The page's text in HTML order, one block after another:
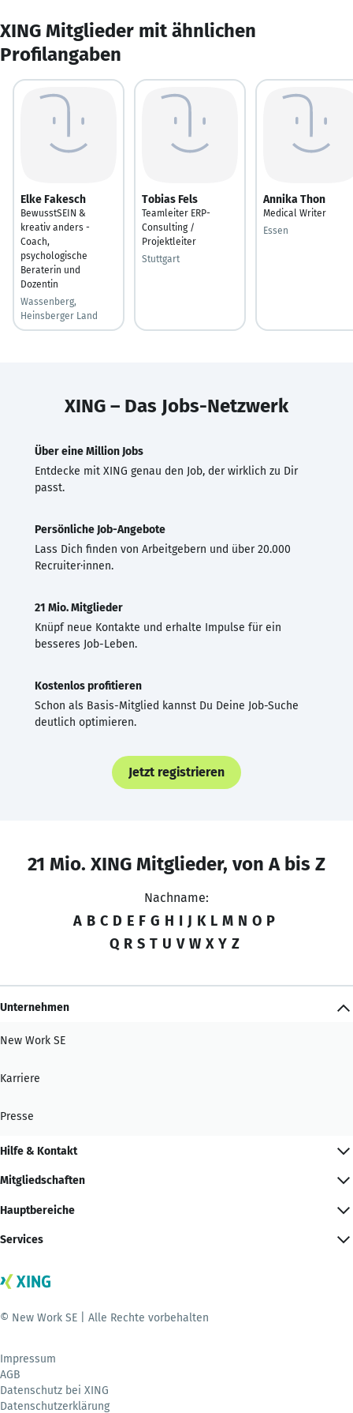
XING Mitglieder mit ähnlichen
Profilangaben
Elke Fakesch
BewusstSEIN &
kreativ anders -
Coach,
psychologische
Beraterin und
Dozentin
Wassenberg,
Heinsberger Land
Tobias Fels
Teamleiter ERP-
Consulting /
Projektleiter
Stuttgart
Annika Thon
Medical Writer
Essen
XING – Das Jobs-Netzwerk
Über eine Million Jobs
Entdecke mit XING genau den Job, der wirklich zu Dir
passt.
Persönliche Job-Angebote
Lass Dich finden von Arbeitgebern und über 20.000
Recruiter·innen.
21 Mio. Mitglieder
Knüpf neue Kontakte und erhalte Impulse für ein
besseres Job-Leben.
Kostenlos profitieren
Schon als Basis-Mitglied kannst Du Deine Job-Suche
deutlich optimieren.
Jetzt registrieren
21 Mio. XING Mitglieder, von A bis Z
Nachname:
A B C D E F G H I J K L M N O P
Q R S T U V W X Y Z
Unternehmen
New Work SE
Karriere
Presse
Hilfe & Kontakt
Mitgliedschaften
Hauptbereiche
Services
© New Work SE | Alle Rechte vorbehalten
Impressum
AGB
Datenschutz bei XING
Datenschutzerklärung